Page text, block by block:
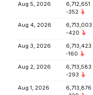
Aug 5, 2026
6,712,651
-352
Aug 4, 2026
6,713,003
-420
Aug 3, 2026
6,713,423
-160
Aug 2, 2026
6,713,583
-293
Aug 1, 2026
6,713,876